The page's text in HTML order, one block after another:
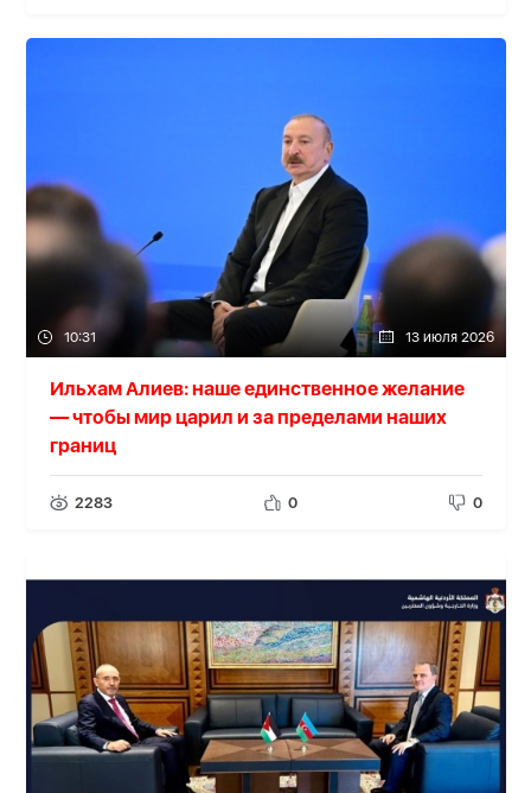
10:31 13 июля 2026
Ильхам Алиев: наше единственное желание
— чтобы мир царил и за пределами наших
границ
2283 0 0